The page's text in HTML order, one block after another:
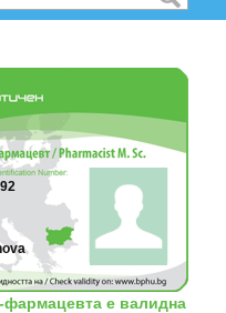
фармацевта е валидна